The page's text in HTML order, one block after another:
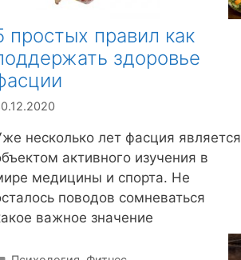
простых правил как
здоровье
несколько лет фасция является
активного изучения в
медицины и спорта. Не
поводов сомневаться
важное значение